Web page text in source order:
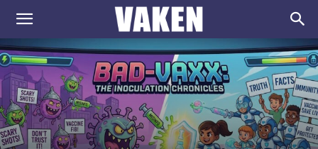
VAKEN.se